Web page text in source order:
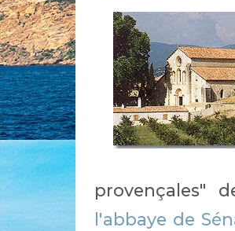
provençales"
l'abbaye de